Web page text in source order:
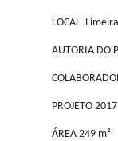
LOCAL
AUTORIA DO
PROJETO 2017
ÁREA 249 m²